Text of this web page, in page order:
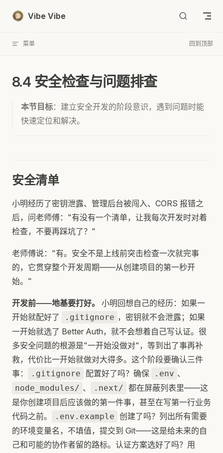
Skip to content
Vibe Vibe
菜单 回到顶部
8.4 安全检查与问题排查
本节目标：建立安全开发的阶段意识，遇到问题时能
快速定位和解决。
安全清单
小明经历了密钥泄露、管理后台被闯入、CORS 报错之
后，问老师傅："有没有一个清单，让我每次开发时对着
检查，不要再踩坑了？"
老师傅说："有。安全不是上线前突击检查一次就完事
的，它贯穿整个开发周期——从创建项目的第一秒开
始。"
开发前——地基要打好。
小明回想自己的经历：如果一
开始就配好了
.gitignore ，密钥就不会泄露；如果
一开始就选了 Better Auth，就不会想着自己写认证。很
多安全问题的根源是"一开始没做对"，等到出了事再补
救，代价比一开始就做对大得多。这个阶段要确认三件
事：
.gitignore 配置好了吗？确保 .env 、
node_modules/ 、 .next/ 都在屏蔽列表里——这
是你创建项目后应该做的第一件事，甚至在写第一行业务
代码之前。
.env.example 创建了吗？列出所有需要
的环境变量名，不填值，提交到 Git——这是给未来的自
己和可能的协作者留的路标。认证方案选好了吗？用